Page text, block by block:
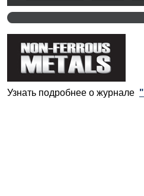
Узнать подробнее о журнале